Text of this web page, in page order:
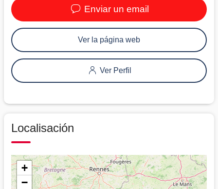
Enviar un email
Ver la página web
Ver Perfil
Localisación
+
−